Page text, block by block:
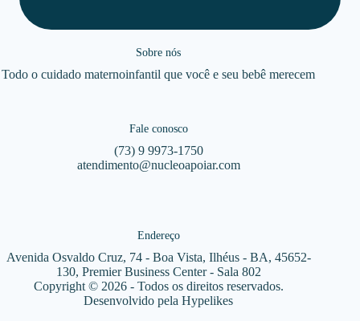
Sobre nós
Todo o cuidado maternoinfantil que você e seu bebê merecem
Fale conosco
(73) 9 9973-1750
atendimento@nucleoapoiar.com
Endereço
Avenida Osvaldo Cruz, 74 - Boa Vista, Ilhéus - BA, 45652-
130, Premier Business Center - Sala 802
Copyright © 2026 - Todos os direitos reservados.
Desenvolvido pelaHypelikes